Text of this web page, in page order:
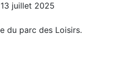
juillet 2025
du parc des Loisirs.